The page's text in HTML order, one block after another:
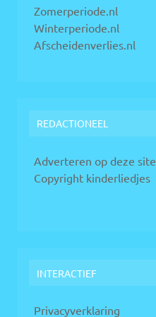
Zomerperiode.nl
Winterperiode.nl
Afscheidenverlies.nl
REDACTIONEEL
Adverteren op deze site
Copyright kinderliedjes
INTERACTIEF
Privacyverklaring